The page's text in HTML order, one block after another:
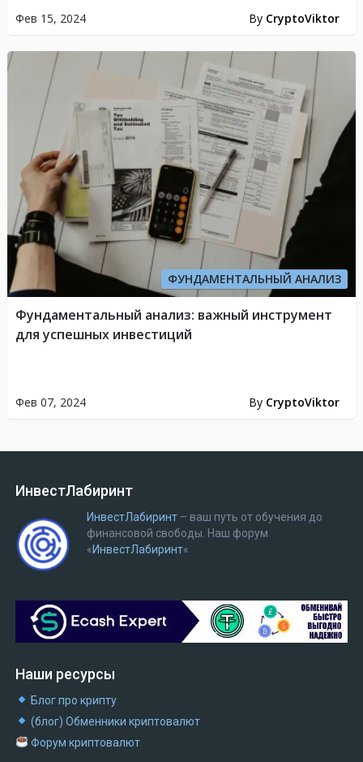
Фев 15, 2024 By CryptoViktor
ФУНДАМЕНТАЛЬНЫЙ АНАЛИЗ
Фев 07, 2024 By CryptoViktor
Фундаментальный анализ: важный инструмент
для успешных инвестиций
ИнвестЛабиринт
ИнвестЛабиринт– ваш путь от обучения до
финансовой свободы. Наш форум
«ИнвестЛабиринт«
Наши ресурсы
Блог про крипту
(блог) Обменники криптовалют
Форум криптовалют